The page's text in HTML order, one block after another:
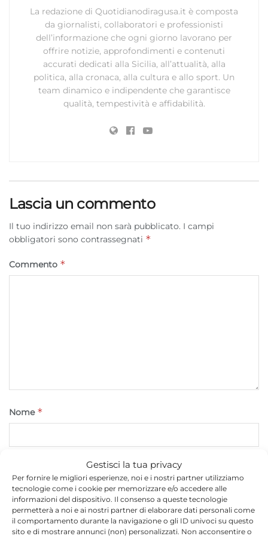
Gestisci la tua privacy
Per fornire le migliori esperienze, noi e i nostri partner utilizziamo
tecnologie come i cookie per memorizzare e/o accedere alle
informazioni del dispositivo. Il consenso a queste tecnologie
permetterà a noi e ai nostri partner di elaborare dati personali come
il comportamento durante la navigazione o gli ID univoci su questo
sito e di mostrare annunci (non) personalizzati. Non acconsentire o
La redazione di Quotidianodiragusa.it è composta
da giornalisti, collaboratori e professionisti
dell’informazione che ogni giorno lavorano per
offrire notizie, approfondimenti e contenuti
accurati dedicati alla Sicilia, all’attualità, alla
politica, alla cronaca, alla cultura e allo sport. Un
team dinamico e indipendente che garantisce
qualità, tempestività e affidabilità.
Lascia un commento
Il tuo indirizzo email non sarà pubblicato. I campi
obbligatori sono contrassegnati *
Commento *
Nome *
Sito web